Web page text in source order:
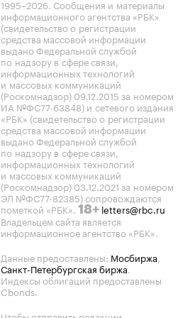
1995–2026. Сообщения и материалы
информационного агентства «РБК»
(свидетельство о регистрации
средства массовой информации
выдано Федеральной службой
по надзору в сфере связи,
информационных технологий
и массовых коммуникаций
(Роскомнадзор) 09.12.2015 за номером
ИА №ФС77-63848) и сетевого издания
«РБК» (свидетельство о регистрации
средства массовой информации
выдано Федеральной службой
по надзору в сфере связи,
информационных технологий
и массовых коммуникаций
(Роскомнадзор) 03.12.2021 за номером
ЭЛ №ФС77-82385) сопровождаются
пометкой «РБК». 18+ letters@rbc.ru
Владельцем сайта является
информационное агентство «РБК».
Данные предоставлены: Мосбиржа,
Санкт-Петербургская биржа.
Индексы облигаций предоставлены
Cbonds.